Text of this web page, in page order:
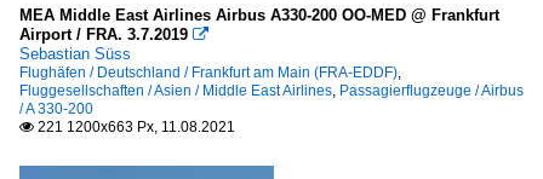
MEA Middle East Airlines Airbus A330-200 OO-MED @ Frankfurt
Airport / FRA. 3.7.2019 
Sebastian Süss
Flughäfen / Deutschland / Frankfurt am Main (FRA-EDDF),
Fluggesellschaften / Asien / Middle East Airlines, Passagierflugzeuge / Airbus
/ A 330-200
 221 1200x663 Px, 11.08.2021